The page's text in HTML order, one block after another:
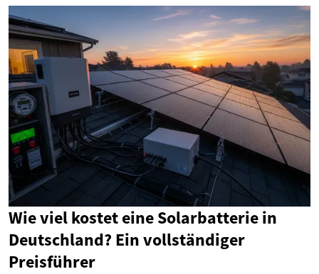
Wie viel kostet eine Solarbatterie in
Deutschland? Ein vollständiger
Preisführer